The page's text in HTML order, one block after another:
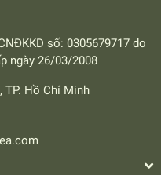
số: 0305679717 do
ngày 26/03/2008
TP. Hồ Chí Minh